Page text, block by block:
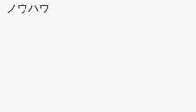
ノウハウ